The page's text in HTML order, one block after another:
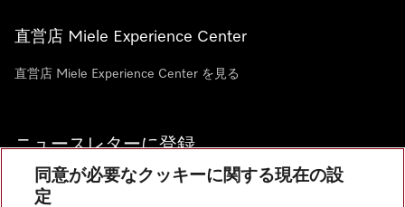
直営店 Miele Experience Center
直営店 Miele Experience Center を見る
ニュースレターに登録
同意が必要なクッキーに関する現在の設
定